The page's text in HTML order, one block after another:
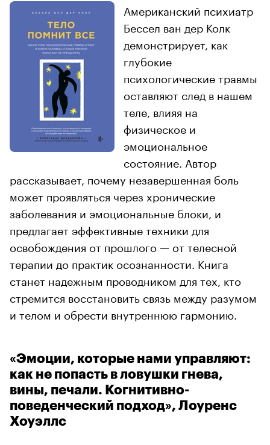
Американский психиатр
Бессел ван дер Колк
демонстрирует, как
глубокие
психологические травмы
оставляют след в нашем
теле, влияя на
физическое и
эмоциональное
состояние. Автор
рассказывает, почему незавершенная боль
может проявляться через хронические
заболевания и эмоциональные блоки, и
предлагает эффективные техники для
освобождения от прошлого — от телесной
терапии до практик осознанности. Книга
станет надежным проводником для тех, кто
стремится восстановить связь между разумом
и телом и обрести внутреннюю гармонию.
«Эмоции, которые нами управляют:
как не попасть в ловушки гнева,
вины, печали. Когнитивно-
поведенческий подход», Лоуренс
Хоуэллс